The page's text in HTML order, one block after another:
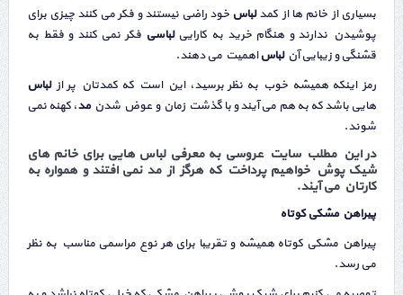
بسیاری از خانم ها از کمدلباس خود راضی نیستند و فکر می کنند چیزی برای
پوشیدن ندارند و هنگام خرید به کاراییلباسی فکر نمی کنند و فقط به
قشنگی و زیبایی آنلباساهمیت می دهند.
رمز اینکه همیشه خوب به نظر برسید، این است که کمدتان پر ازلباس
هایی باشد که به هم می آیند و با گذشت زمان و عوض شدنمد، کهنه نمی
شوند.
در این مطلب سایت عروسی به معرفی لباس هایی برای خانم های
شیک پوش خواهیم پرداخت که هرگز از مد نمی افتند و همواره به
کارتان می آیند.
پیراهن مشکی کوتاه
پیراهن مشکی کوتاه همیشه و تقریبا برای هر نوع مراسمی مناسب به نظر
می رسد.